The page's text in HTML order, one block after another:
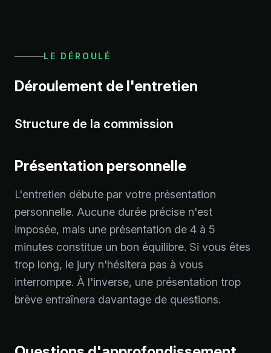
LE DÉROULÉ
Déroulement de l'entretien
Structure de la commission
Présentation personnelle
L'entretien débute par votre présentation
personnelle. Aucune durée précise n'est
imposée, mais une présentation de 4 à 5
minutes constitue un bon équilibre. Si vous êtes
trop long, le jury n'hésitera pas à vous
interrompre. À l'inverse, une présentation trop
brève entraînera davantage de questions.